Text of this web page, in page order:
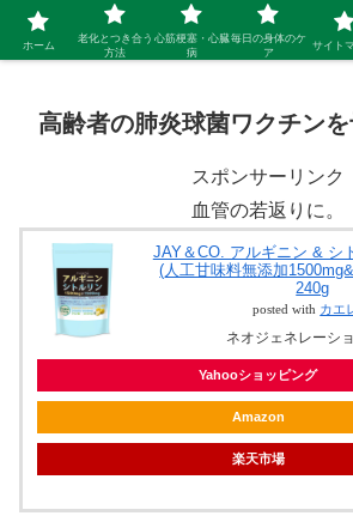
シニア 新しい人生を開拓する
高齢者の肺炎球菌ワクチン
スポンサーリンク
血管の若返りに。
JAY＆CO. アルギニン & シ
(人工甘味料無添加
240g
posted with カエ
ネオジェネレーシ
Yahooショッピング
Amazon
楽天市場
ホーム
老化とつき合う
方法
心筋梗塞・心臓
病
毎日の身体のケ
ア
サイト